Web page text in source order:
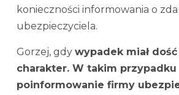
konieczności informowania o
ubezpieczyciela.
Gorzej, gdy wypadek miał
charakter. W takim przypadku
poinformowanie firmy